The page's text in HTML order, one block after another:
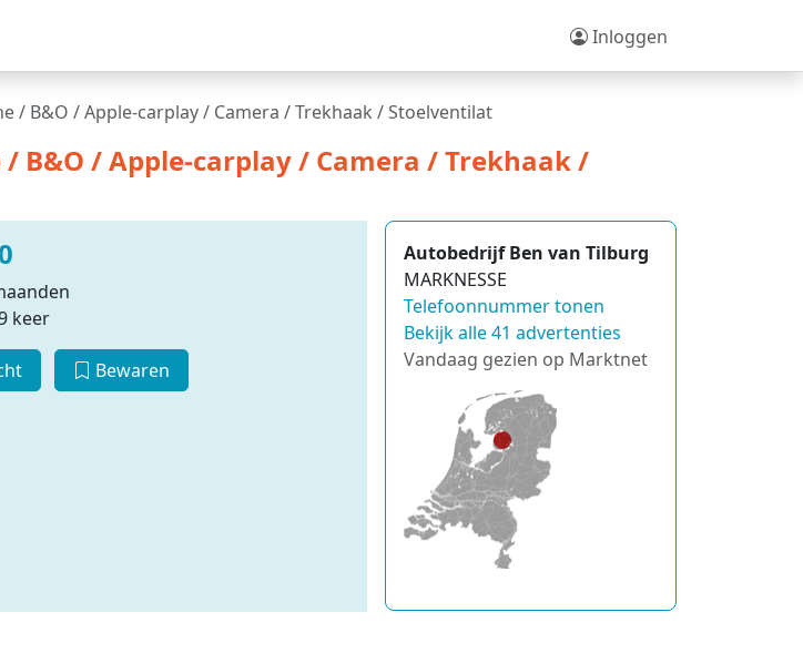
Inloggen
/ B&O / Apple-carplay / Camera / Trekhaak / Stoelventilat
B&O / Apple-carplay / Camera / Trekhaak /
keer
Bewaren
Autobedrijf Ben van Tilburg
MARKNESSE
Telefoonnummer tonen
Bekijk alle 41 advertenties
Vandaag gezien op Marktnet